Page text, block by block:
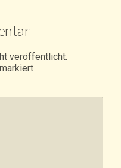
veröffentlicht.
markiert